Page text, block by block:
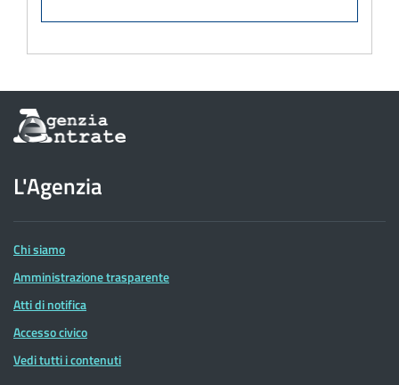
Informazioni
sul
dell'Agenzia
delle
Entrate
L'Agenzia
Chi siamo
Amministrazione trasparente
Atti di notifica
Accesso civico
Vedi tutti i contenuti